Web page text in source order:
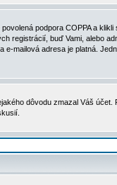
podpora COPPA a klikli
buď Vami, alebo
mailová adresa je platná.
dôvodu zmazal Váš